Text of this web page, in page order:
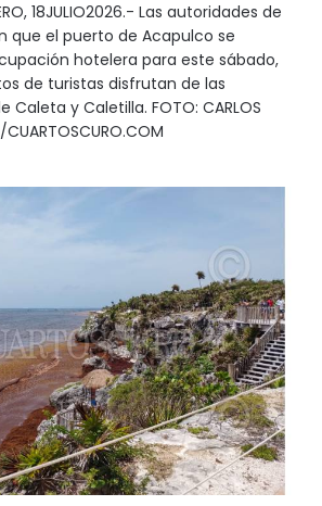
18JULIO2026.- Las autoridades de
que el puerto de Acapulco se
hotelera para este sábado,
de turistas disfrutan de las
Caleta y Caletilla. FOTO: CARLOS
CUARTOSCURO.COM